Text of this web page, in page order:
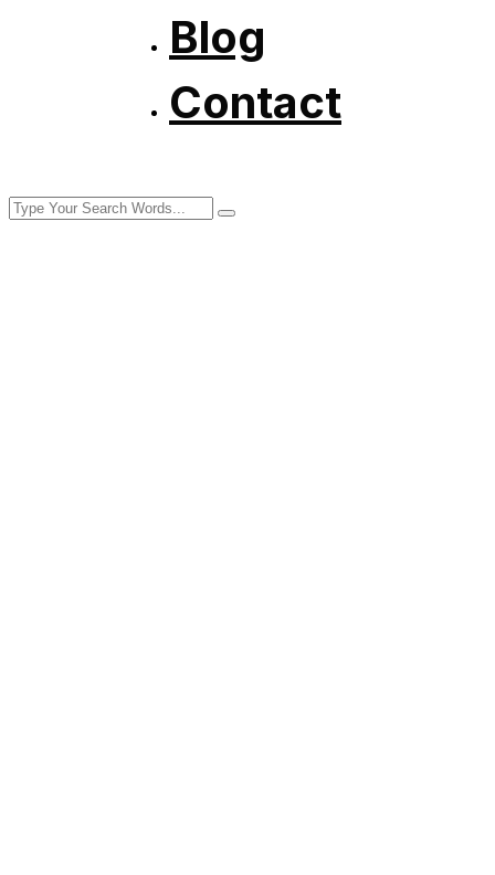
Blog
Contact